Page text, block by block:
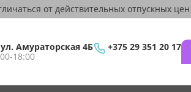
от действительных отпускных цен
Амураторская 4Б
18:00
+375 29 351 20 17